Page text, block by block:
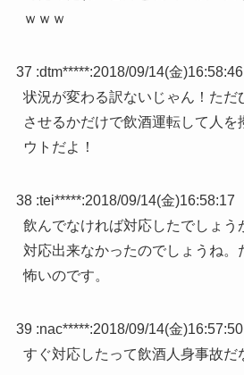
ｗｗｗ
37 :dtm*****:2018/09/14(金)16:58:46
状況が変わる訳ないじゃん！ただ
させるかだけで飲酒運転して人を
ウトだよ！
38 :tei*****:2018/09/14(金)16:58:17
飲んでなければ対応したでしょう
対応出来なかったのでしょうね。
怖いのです。
39 :nac*****:2018/09/14(金)16:57:50
すぐ対応したって飲酒人身事故だ